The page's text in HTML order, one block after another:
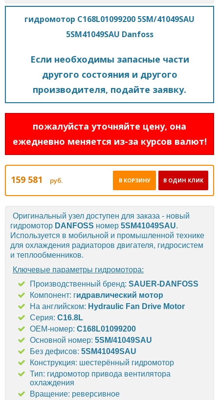
гидромотор C168L01099200 5SM/41049SAU
5SM41049SAU Danfoss
Если необходимы запасные части
другого состояния и другого
производителя, подайте заявку.
пожалуйста уточняйте цену, она
ежедневно меняется из-за курсов валют!
159 581 руб. В ОДИН КЛИК
В КОРЗИНУ
Оригинальный узел доступен для заказа - новый
гидромотор DANFOSS номер 5SM41049SAU.
Используется в мобильной и промышленной технике
для охлаждения радиаторов двигателя, гидросистем
и теплообменников.
Ключевые параметры гидромотора:
Производственный бренд: SAUER-DANFOSS
Компонент: гидравлический мотор
На английском: Hydraulic Fan Drive Motor
Серия: C16.8L
OEM-номер: C168L01099200
Основной номер: 5SM/41049SAU
Без дефисов: 5SM41049SAU
Конструкция: шестерённый гидромотор
Тип: гидромотор привода вентилятора
охлаждения
Вращение: реверсивное